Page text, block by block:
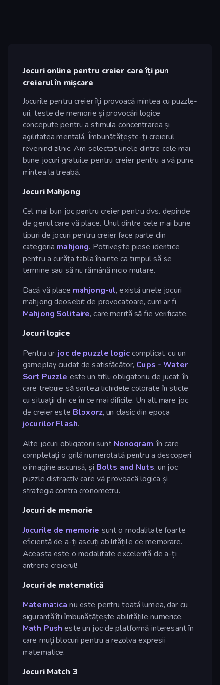
Jocuri online pentru creier care îți pun
creierul în mișcare
Jocurile pentru creier îți provoacă mintea cu puzzle-
uri, teste de memorie și provocări logice
concepute pentru a stimula concentrarea și
agilitatea mentală. Îmbunătățește-ți creierul
revenind zilnic. Am selectat unele dintre cele mai
bune jocuri gratuite pentru creier pentru a vă pune
mintea la treabă.
Jocuri Mahjong
Cel mai bun joc pentru creier pentru dvs. depinde
de genul care vă place. Unul dintre cele mai bune
tipuri de jocuri pentru creier face parte din
categoria mahjong. Potrivește piese identice
pentru a curăța tabla înainte ca timpul să se
termine sau să nu rămână nicio mutare.
Dacă vă place mahjong-ul, există unele jocuri
mahjong deosebit de provocatoare, cum ar fi
Mahjong Solitaire, care merită să fie verificate.
Jocuri logice
Pentru un joc de puzzle logiccomplicat, cu un
gameplay ciudat de satisfăcător, Cups - Water
Sort Puzzle este un titlu obligatoriu de jucat, în
care trebuie să sortezi lichidele colorate în sticle
cu situații din ce în ce mai dificile. Un alt mare joc
de creier este Bloxorz, un clasic din epoca
jocurilor Flash.
Alte jocuri obligatorii sunt Nonogram, în care
completați o grilă numerotată pentru a descoperi
o imagine ascunsă, și Bolts and Nuts, un joc
puzzle distractiv care vă provoacă logica și
strategia contra cronometru.
Jocuri de memorie
Jocurile de memorie sunt o modalitate foarte
eficientă de a-ți ascuți abilitățile de memorare.
Aceasta este o modalitate excelentă de a-ți
antrena creierul!
Jocuri de matematică
Matematica nu este pentru toată lumea, dar cu
siguranță îți îmbunătățește abilitățile numerice.
Math Push este un joc de platformă interesant în
care muți blocuri pentru a rezolva expresii
matematice.
Jocuri Match 3